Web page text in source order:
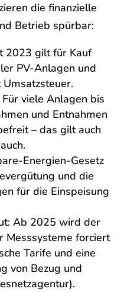
die finanzielle
Betrieb spürbar:
2023 gilt für Kauf
PV-Anlagen und
viele Anlagen bis
und Entnahmen
– das gilt auch
Energien-Gesetz
und die
für die Einspeisung
Ab 2025 wird der
Messsysteme forciert
Tarife und eine
von Bezug und